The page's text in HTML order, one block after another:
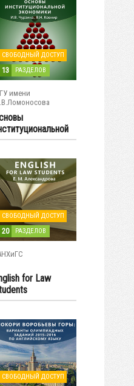
СВОБОДНЫЙ ДОСТУП
13 РАЗДЕЛОВ
имени
СВОБОДНЫЙ ДОСТУП
20 РАЗДЕЛОВ
for Law
СВОБОДНЫЙ ДОСТУП